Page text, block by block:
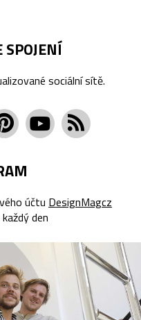
SPOJENÍ
sociální sítě.
účtu DesignMagcz
den